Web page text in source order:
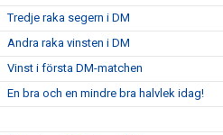
Tredje raka segern i DM
Andra raka vinsten i DM
Vinst i första DM-matchen
En bra och en mindre bra halvlek idag!